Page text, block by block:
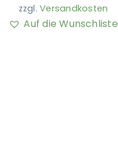
zzgl.Versandkosten
Auf die Wunschliste